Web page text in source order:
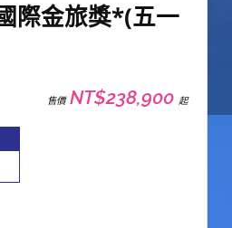
際金旅獎*(五一
售價NT$238,900起